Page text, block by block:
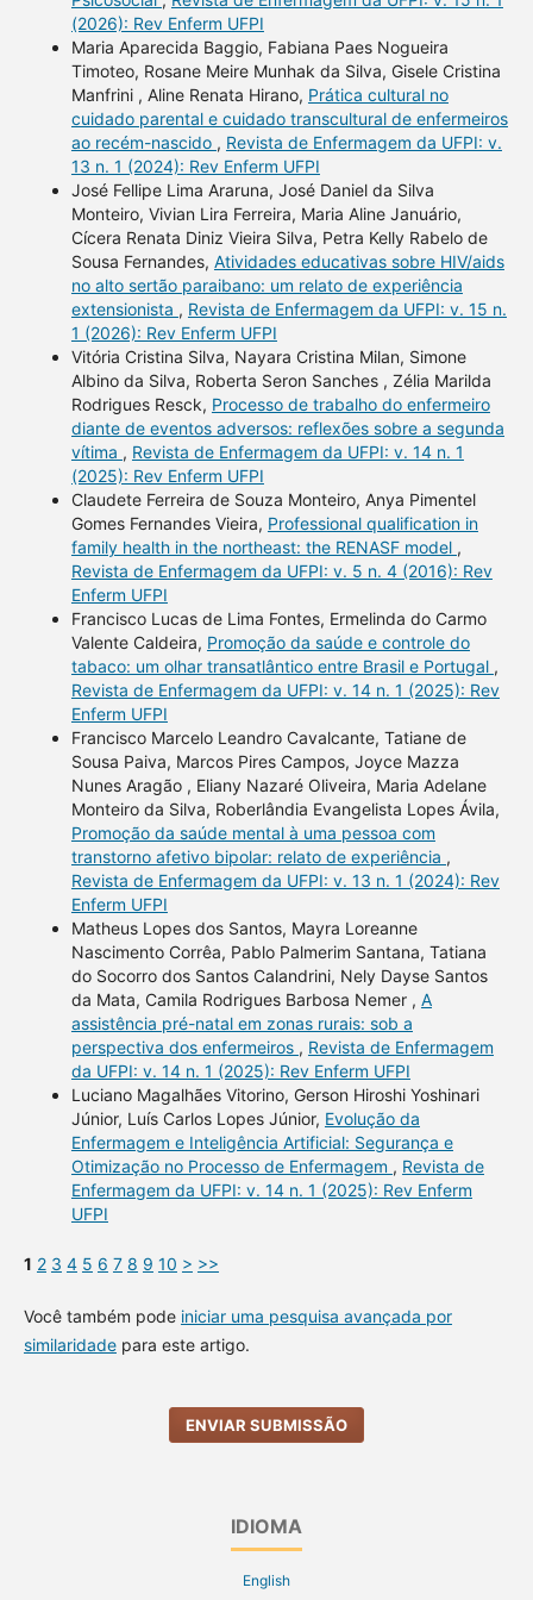
(2026): Rev Enferm UFPI
Maria Aparecida Baggio, Fabiana Paes Nogueira
Timoteo, Rosane Meire Munhak da Silva, Gisele Cristina
Manfrini , Aline Renata Hirano, Prática cultural no
cuidado parental e cuidado transcultural de enfermeiros
ao recém-nascido , Revista de Enfermagem da UFPI: v.
13 n. 1 (2024): Rev Enferm UFPI
José Fellipe Lima Araruna, José Daniel da Silva
Monteiro, Vivian Lira Ferreira, Maria Aline Januário,
Cícera Renata Diniz Vieira Silva, Petra Kelly Rabelo de
Sousa Fernandes, Atividades educativas sobre HIV/aids
no alto sertão paraibano: um relato de experiência
extensionista , Revista de Enfermagem da UFPI: v. 15 n.
1 (2026): Rev Enferm UFPI
Vitória Cristina Silva, Nayara Cristina Milan, Simone
Albino da Silva, Roberta Seron Sanches , Zélia Marilda
Rodrigues Resck, Processo de trabalho do enfermeiro
diante de eventos adversos: reflexões sobre a segunda
vítima , Revista de Enfermagem da UFPI: v. 14 n. 1
(2025): Rev Enferm UFPI
Claudete Ferreira de Souza Monteiro, Anya Pimentel
Gomes Fernandes Vieira, Professional qualification in
family health in the northeast: the RENASF model ,
Revista de Enfermagem da UFPI: v. 5 n. 4 (2016): Rev
Enferm UFPI
Francisco Lucas de Lima Fontes, Ermelinda do Carmo
Valente Caldeira, Promoção da saúde e controle do
tabaco: um olhar transatlântico entre Brasil e Portugal ,
Revista de Enfermagem da UFPI: v. 14 n. 1 (2025): Rev
Enferm UFPI
Francisco Marcelo Leandro Cavalcante, Tatiane de
Sousa Paiva, Marcos Pires Campos, Joyce Mazza
Nunes Aragão , Eliany Nazaré Oliveira, Maria Adelane
Monteiro da Silva, Roberlândia Evangelista Lopes Ávila,
Promoção da saúde mental à uma pessoa com
transtorno afetivo bipolar: relato de experiência ,
Revista de Enfermagem da UFPI: v. 13 n. 1 (2024): Rev
Enferm UFPI
Matheus Lopes dos Santos, Mayra Loreanne
Nascimento Corrêa, Pablo Palmerim Santana, Tatiana
do Socorro dos Santos Calandrini, Nely Dayse Santos
da Mata, Camila Rodrigues Barbosa Nemer , A
assistência pré-natal em zonas rurais: sob a
perspectiva dos enfermeiros , Revista de Enfermagem
da UFPI: v. 14 n. 1 (2025): Rev Enferm UFPI
Luciano Magalhães Vitorino, Gerson Hiroshi Yoshinari
Júnior, Luís Carlos Lopes Júnior, Evolução da
Enfermagem e Inteligência Artificial: Segurança e
Otimização no Processo de Enfermagem , Revista de
Enfermagem da UFPI: v. 14 n. 1 (2025): Rev Enferm
UFPI
1 2 3 4 5 6 7 8 9 10 > >>
Você também pode iniciar uma pesquisa avançada por
similaridadepara este artigo.
ENVIAR SUBMISSÃO
IDIOMA
English